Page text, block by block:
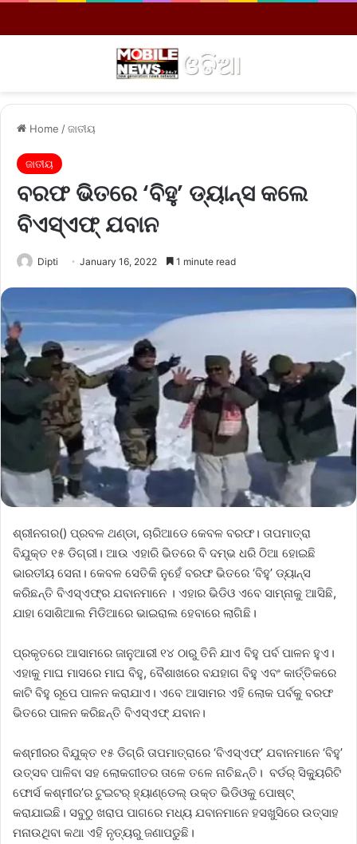
Home /ଜାତୀୟ
ଜାତୀୟ
ବରଫ ଭିତରେ ‘ବିହୁ’ ଡ୍ୟାନ୍ସ କଲେ
ବିଏସ୍‌ଏଫ୍‌ ଯବାନ
Dipti January 16, 2022 1 minute read
ଶ୍ରୀନଗର() ପ୍ରବଳ ଥଣ୍ଡା, ଚାରିଆଡେ କେବଳ ବରଫ। ତାପମାତ୍ରା
ବିଯୁକ୍ତ ୧୫ ଡିଗ୍ରୀ। ଆଉ ଏହାରି ଭିତରେ ବି ଦମ୍ଭ ଧରି ଠିଆ ହୋଇଛି
ଭାରତୀୟ ସେନା। କେବଳ ସେତିକି ନୁହେଁ ବରଫ ଭିତରେ ‘ବିହୁ’ ଡ୍ୟାନ୍ସ
କରିଛନ୍ତି ବିଏସ୍‌ଏଫ୍‌ର ଯବାନମାନେ । ଏହାର ଭିଡିଓ ଏବେ ସାମ୍ନାକୁ ଆସିଛି,
ଯାହା ସୋଶିଆଲ ମିଡିଆରେ ଭାଇରାଲ ହେବାରେ ଲାଗିଛି।
ପ୍ରକୃତରେ ଆସାମରେ ଜାନୁଆରୀ ୧୪ ଠାରୁ ତିନି ଯାଏ ବିହୁ ପର୍ବ ପାଳନ ହୁଏ।
ଏହାକୁ ମାଘ ମାସରେ ମାଘ ବିହୁ, ବୈଶାଖରେ ବଯହାଗ ବିହୁ ଏବଂ କାର୍ତ୍ତିକରେ
କାଟି ବିହୁ ରୂପେ ପାଳନ କରାଯାଏ। ଏବେ ଆସାମର ଏହି ଲୋକ ପର୍ବକୁ ବରଫ
ଭିତରେ ପାଳନ କରିଛନ୍ତି ବିଏସ୍‌ଏଫ୍‌ ଯବାନ।
କଶ୍ମୀରର ବିଯୁକ୍ତ ୧୫ ଡିଗ୍ରି ତାପମାତ୍ରାରେ ‘ବିଏସ୍‌ଏଫ୍‌’ ଯବାନମାନେ ‘ବିହୁ’
ଉତ୍ସବ ପାଳିବା ସହ ଲୋକଗୀତର ତାଳେ ତଳେ ନାଚିଛନ୍ତି। ବର୍ଡର୍‌ ସିକ୍ୟୁରିଟି
ଫୋର୍ସ କଶ୍ମୀର’ର ଟୁଇଟର୍‌ ହ୍ୟାଣ୍ଡେଲ୍‌ ଉକ୍ତ ଭିଡିଓକୁ ପୋଷ୍ଟ୍‌
କରାଯାଇଛି। ସବୁଠୁ ଖରାପ ପାଗରେ ମଧ୍ୟ ଯବାନମାନେ ହସଖୁସିରେ ଉତ୍ସାହ
ମନାଉଥିବା କଥା ଏହି ନୃତ୍ୟରୁ ଜଣାପଡୁଛି।